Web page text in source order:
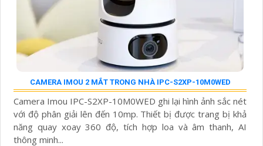
CAMERA IMOU 2 MẮT TRONG NHÀ IPC-S2XP-10M0WED
Camera Imou IPC-S2XP-10M0WED ghi lại hình ảnh sắc nét
với độ phân giải lên đến 10mp. Thiết bị được trang bị khả
năng quay xoay 360 độ, tích hợp loa và âm thanh, AI
thông minh...